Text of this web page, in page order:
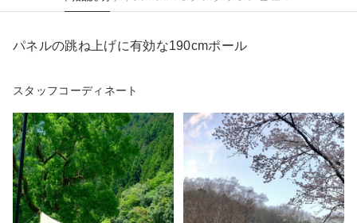
パネルの跳ね上げに有効な190cmポール
スタッフコーディネート